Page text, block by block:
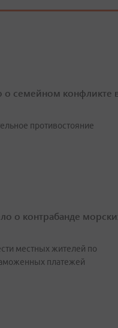
семейном конфликте
противостояние
о контрабанде
местных жителей по
платежей